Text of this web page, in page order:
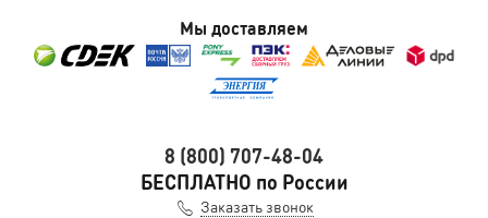
Мы доставляем
8 (800) 707-48-04
БЕСПЛАТНО по России
Заказать звонок